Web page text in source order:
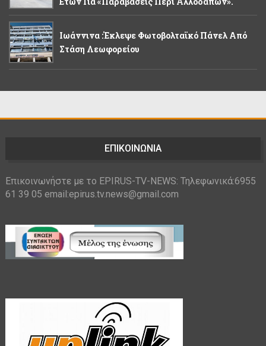
Ιωάννινα :Έκλεψε Φωτοβολταϊκό Πάνελ Από
Στάση Λεωφορείου
ΕΠΙΚΟΙΝΩΝΙΑ
Επικοινωνήστε με το EPIRUS-TV-NEWS: Τηλεφωνικά:6955
61 39 05 email:epirus.tv.news@gmail.com